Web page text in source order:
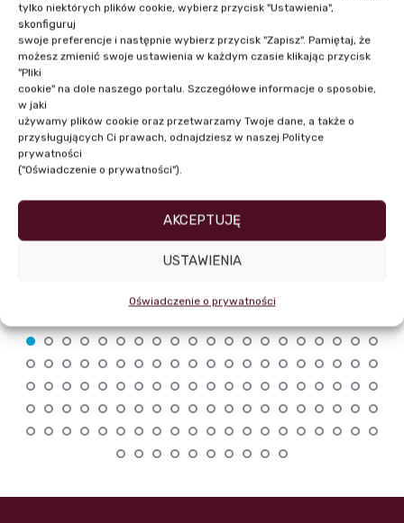
tylko niektórych plików cookie, wybierz przycisk "Ustawienia",
skonfiguruj
swoje preferencje i następnie wybierz przycisk "Zapisz". Pamiętaj, że
możesz zmienić swoje ustawienia w każdym czasie klikając przycisk
"Pliki
cookie" na dole naszego portalu. Szczegółowe informacje o sposobie,
w jaki
używamy plików cookie oraz przetwarzamy Twoje dane, a także o
przysługujących Ci prawach, odnajdziesz w naszej Polityce
prywatności
("Oświadczenie o prywatności").
AKCEPTUJĘ
USTAWIENIA
Oświadczenie o prywatności
Mec. Marta Stanisławska